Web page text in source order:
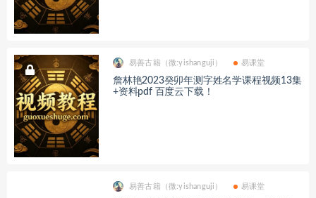
易善古籍（微:yishanguji） 易课堂
詹林艳2023癸卯年测字姓名学课程视频13集
+资料pdf 百度云下载！
易善古籍（微:yishanguji） 易课堂